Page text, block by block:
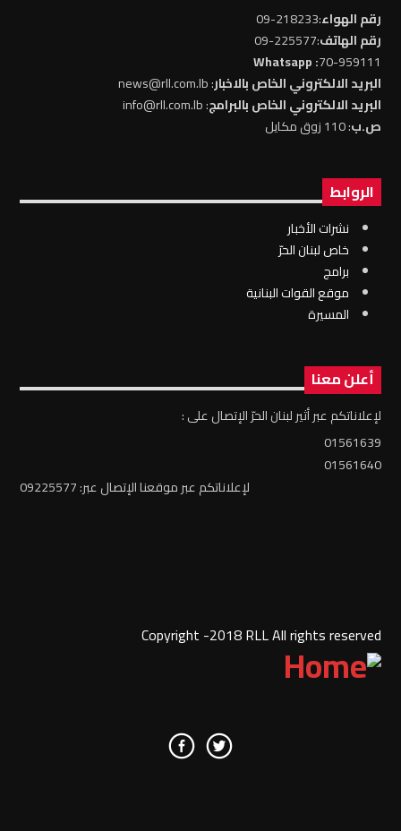
رقم الهواء:218233-09
رقم الهاتف:225577-09
70-959111
: Whatsapp
البريد الالكتروني الخاص بالاخبار: news@rll.com.lb
البريد الالكتروني الخاص بالبرامج: info@rll.com.lb
ص.ب: 110 زوق مكايل
الروابط
نشرات الأخبار
خاص لبنان الحرّ
برامج
موقع القوات البنانية
المسيرة
أعلن معنا
لإعلاناتكم عبر أثير لبنان الحرّ الإتصال على :
01561639
01561640
لإعلاناتكم عبر موقعنا الإتصال عبر: 09225577
Copyright -2018 RLL All rights reserved